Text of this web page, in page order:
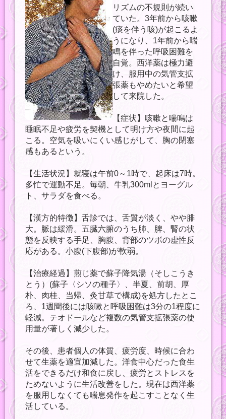
リズムの不規則が続い
ていた。3年前から咳嗽
(痰を伴う咳)が起こるよ
うになり、1年前から喘
鳴を伴った呼吸困難を
自覚。西洋薬は極力避
け、服用中の気管支拡
張薬もやめたいと希望
して来院した。
【症状】咳嗽と喘鳴は
睡眠不足や疲労を契機として明け方や夜間に起
こる。空気を吸いにくい感じがして、胸の閉塞
感もあるという。
【生活状況】就寝は午前0～1時で、起床は7時。
多忙で運動不足。毎朝、牛乳300mlとヨーグル
ト、サラダを食べる。
【漢方的特徴】舌診では、舌質が淡く、やや腓
大。脈は緩滑。五臓六腑のうち肺、脾、腎の状
態を反映する手足、胸腹、背部のツボの虚性反
応がある。小腹(下腹部)が軟弱。
【治療経過】煎じ薬で蘇子降気湯（そしこうき
とう）(蘇子〈シソの種子〉、半夏、前胡、厚
朴、肉桂、当帰、灸甘草で構成)を処方したとこ
ろ、1週間後には咳嗽と呼吸困難は3分の1程度に
軽減。テオドールなど複数の気管支拡張薬の使
用量が著しく減少した。
その後、患者個人の体質、疲労度、時候に合わ
せて生薬を適宜加減した。洋食中心だった食生
活をできるだけ和食に戻し、疲労とストレスを
ためないように生活改善をした。現在は西洋薬
を服用しなくても喘息発作を起こすことなく生
活している。